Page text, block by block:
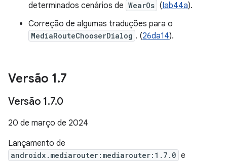
determinados cenários de WearOs (Iab44a).
Correção de algumas traduções para o
MediaRouteChooserDialog . (26da14).
Versão 1.7
Versão 1.7.0
20 de março de 2024
Lançamento de
androidx.mediarouter:mediarouter:1.7.0 e